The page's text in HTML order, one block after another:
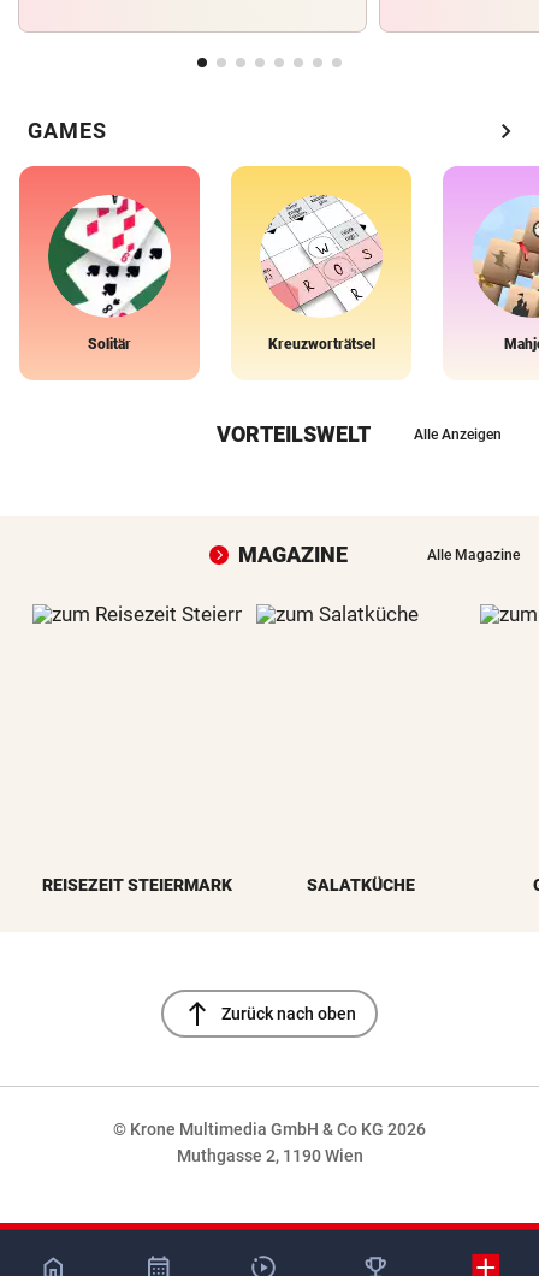
GAMES chevron_right
Solitär Kreuzworträtsel
VORTEILSWELT Alle Anzeigen
MAGAZINE Alle Magazine
REISEZEIT STEIERMARK SALATKÜCHE
north Zurück nach oben
© Krone Multimedia GmbH & Co KG 2026
Muthgasse 2, 1190 Wien
NaN%